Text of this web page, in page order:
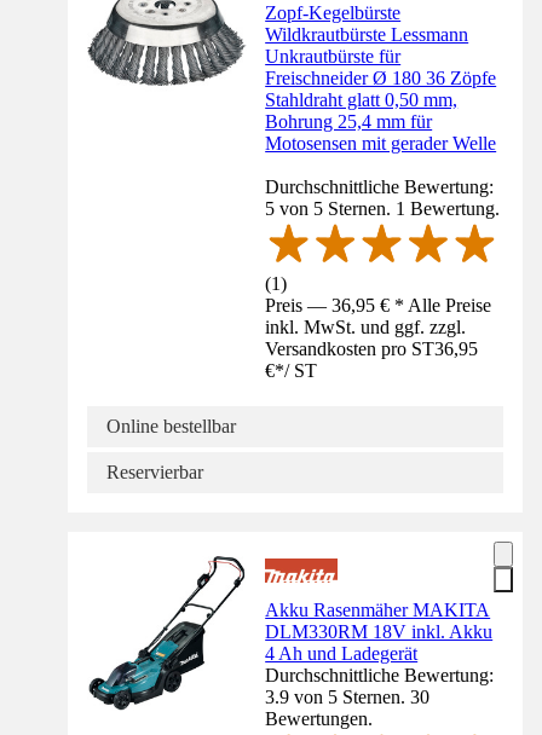
Zopf-Kegelbürste
Wildkrautbürste Lessmann
Unkrautbürste für
Freischneider Ø 180 36 Zöpfe
Stahldraht glatt 0,50 mm,
Bohrung 25,4 mm für
Motosensen mit gerader Welle
Durchschnittliche Bewertung:
5 von 5 Sternen. 1 Bewertung.
(1)
Preis — 36,95 € * Alle Preise
inkl. MwSt. und ggf. zzgl.
Versandkosten pro ST36,95
€*/ ST
Online bestellbar
Reservierbar
Akku Rasenmäher MAKITA
DLM330RM 18V inkl. Akku
4 Ah und Ladegerät
Durchschnittliche Bewertung:
3.9 von 5 Sternen. 30
Bewertungen.